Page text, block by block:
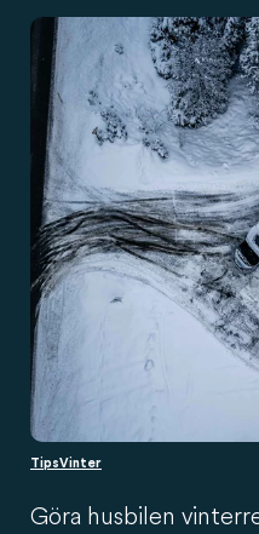
TipsVinter
Göra husbilen